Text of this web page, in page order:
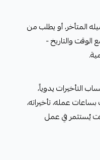
المتأخر، أو يطلب من
انصرافه مبكراً. كل حركة مسجلة بدقة بيومترية 100% مع الوقت والتاريخ -
حساب التأخيرات يدوياً،
عمله، تأخيراته،
يُستثمر في عمل